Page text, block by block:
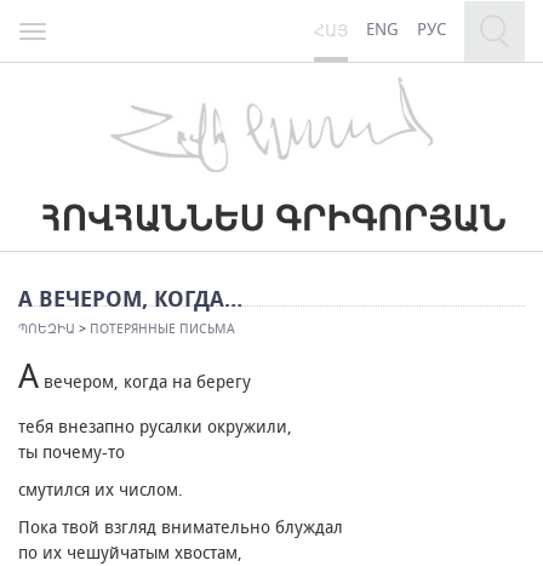
Toggle
navigation
ՀԱՅ ENG РУС
А ВЕЧЕРОМ, КОГДА…
ՊՈԵԶԻԱ > ПОТЕРЯННЫЕ ПИСЬМА
А вечером, когда на берегу
тебя внезапно русалки окружили,
ты почему-то
смутился их числом.
Пока твой взгляд внимательно блуждал
по их чешуйчатым хвостам,